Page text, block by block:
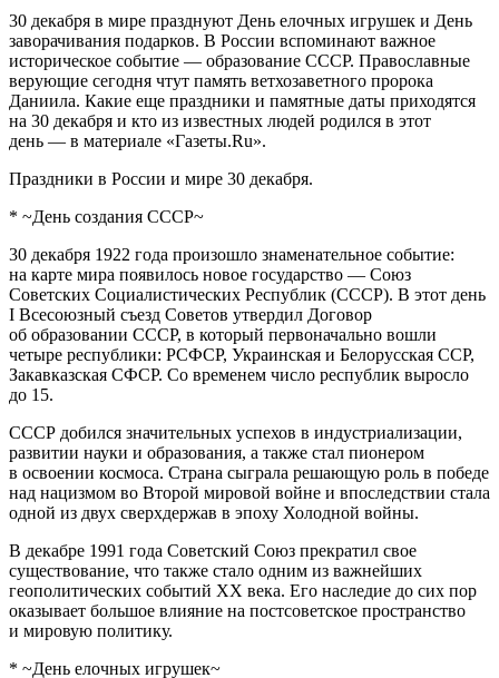
30 декабря в мире празднуют День елочных игрушек и День
заворачивания подарков. В России вспоминают важное
историческое событие — образование СССР. Православные
верующие сегодня чтут память ветхозаветного пророка
Даниила. Какие еще праздники и памятные даты приходятся
на 30 декабря и кто из известных людей родился в этот
день — в материале «Газеты.Ru».
Праздники в России и мире 30 декабря.
* ~День создания СССР~
30 декабря 1922 года произошло знаменательное событие:
на карте мира появилось новое государство — Союз
Советских Социалистических Республик (СССР). В этот день
I Всесоюзный съезд Советов утвердил Договор
об образовании СССР, в который первоначально вошли
четыре республики: РСФСР, Украинская и Белорусская ССР,
Закавказская СФСР. Со временем число республик выросло
до 15.
СССР добился значительных успехов в индустриализации,
развитии науки и образования, а также стал пионером
в освоении космоса. Страна сыграла решающую роль в победе
над нацизмом во Второй мировой войне и впоследствии стала
одной из двух сверхдержав в эпоху Холодной войны.
В декабре 1991 года Советский Союз прекратил свое
существование, что также стало одним из важнейших
геополитических событий XX века. Его наследие до сих пор
оказывает большое влияние на постсоветское пространство
и мировую политику.
* ~День елочных игрушек~